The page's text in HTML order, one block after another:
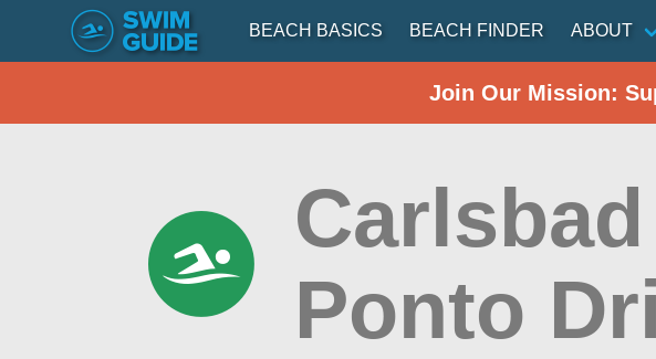
BEACH BASICS BEACH FINDER ABOUT
Join Our Mission:
Ponto